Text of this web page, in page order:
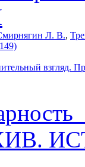
Л. В.,
взгляд.